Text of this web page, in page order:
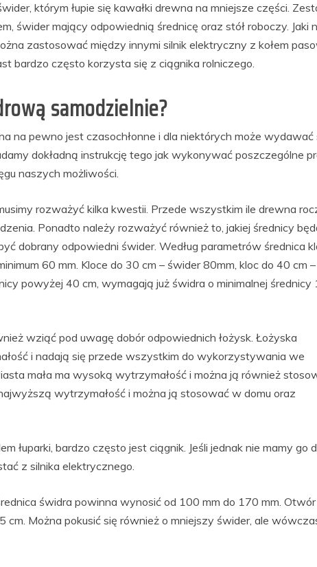
którym łupie się kawałki drewna na mniejsze części.
świder mający odpowiednią średnicę oraz stół roboczy. Jaki
zastosować między innymi silnik elektryczny z kołem
bardzo często korzysta się z ciągnika rolniczego.
samodzielnie?
na pewno jest czasochłonne i dla niektórych może wydawać
dokładną instrukcję tego jak wykonywać poszczególne
naszych możliwości.
rozważyć kilka kwestii. Przede wszystkim ile drewna
Ponadto należy rozważyć również to, jakiej średnicy
dobrany odpowiedni świder. Według parametrów średnica
60 mm. Kloce do 30 cm – świder 80mm, kloc do 40 cm –
powyżej 40 cm, wymagają już świdra o minimalnej średnicy
wziąć pod uwagę dobór odpowiednich łożysk. Łożyska
i nadają się przede wszystkim do wykorzystywania we
mała ma wysoką wytrzymałość i można ją również
wytrzymałość i można ją stosować w domu oraz
łuparki, bardzo często jest ciągnik. Jeśli jednak nie mamy go
z silnika elektrycznego.
świdra powinna wynosić od 100 mm do 170 mm. Otwór
cm. Można pokusić się również o mniejszy świder, ale